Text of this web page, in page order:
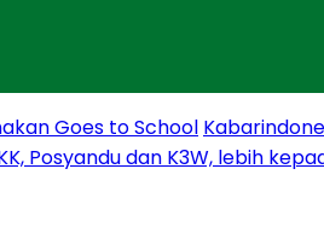
Goes to School
Posyandu dan K3W, lebih